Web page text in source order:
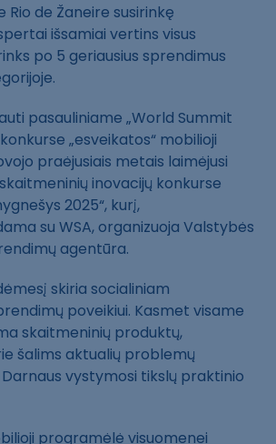
Rio de Žaneire susirinkę
išsamiai vertins visus
po 5 geriausius sprendimus
pasauliniame „World Summit
„esveikatos“ mobilioji
praėjusiais metais laimėjusi
inovacijų konkurse
2025“, kurį,
su WSA, organizuoja Valstybės
agentūra.
skiria socialiniam
poveikiui. Kasmet visame
skaitmeninių produktų,
šalims aktualių problemų
vystymosi tikslų praktinio
programėlė visuomenei